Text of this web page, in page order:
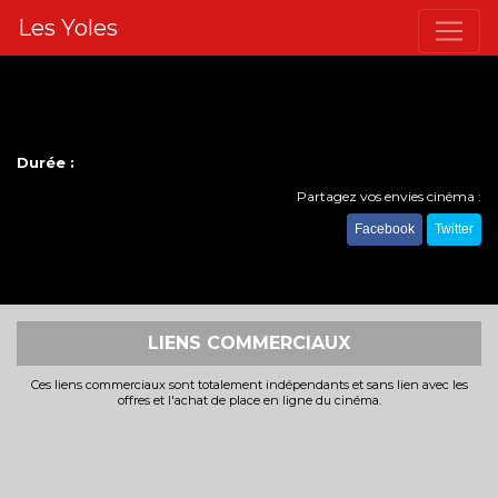
Les Yoles
Durée :
Partagez vos envies cinéma :
Facebook Twitter
LIENS COMMERCIAUX
Ces liens commerciaux sont totalement indépendants et sans lien avec les
offres et l'achat de place en ligne du cinéma.